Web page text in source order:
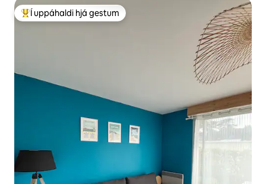
Í mestu uppáhaldi hjá gestum
Í uppáhaldi hjá gestum